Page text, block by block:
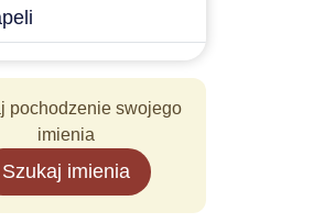
pochodzenie swojego
imienia
Szukaj imienia